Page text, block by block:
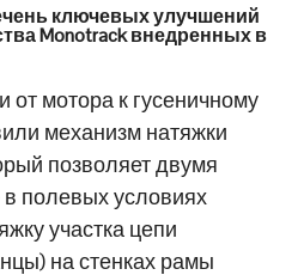
ключевых улучшений
Monotrack внедренных в
от мотора к гусеничному
механизм натяжки
позволяет двумя
полевых условиях
участка цепи
на стенках рамы